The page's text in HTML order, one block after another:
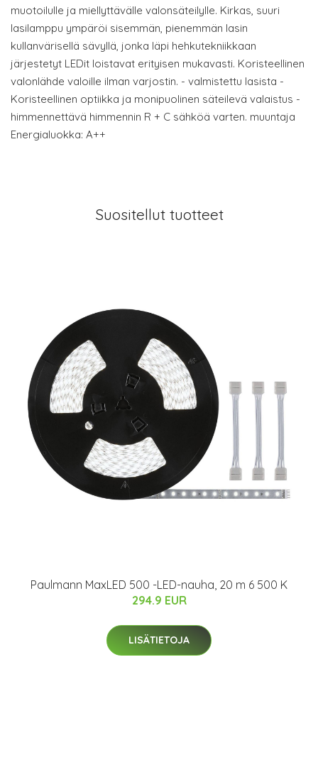
muotoilulle ja miellyttävälle valonsäteilylle. Kirkas, suuri
lasilamppu ympäröi sisemmän, pienemmän lasin
kullanvärisellä sävyllä, jonka läpi hehkutekniikkaan
järjestetyt LEDit loistavat erityisen mukavasti. Koristeellinen
valonlähde valoille ilman varjostin. - valmistettu lasista -
Koristeellinen optiikka ja monipuolinen säteilevä valaistus -
himmennettävä himmennin R + C sähköä varten. muuntaja
Energialuokka: A++
Suositellut tuotteet
Paulmann MaxLED 500 -LED-nauha, 20 m 6 500 K
294.9 EUR
LISÄTIETOJA